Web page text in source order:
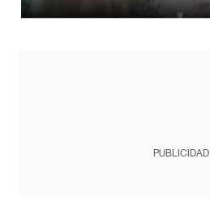
PUBLICIDAD